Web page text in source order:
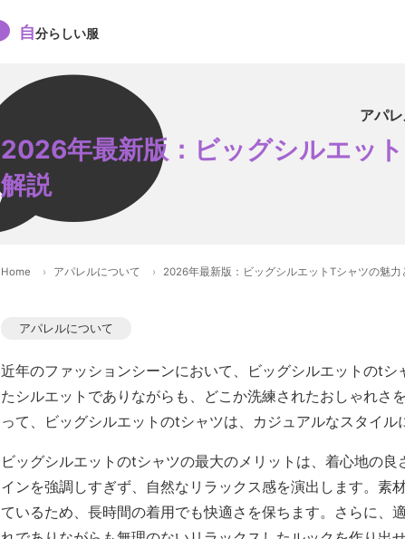
自分らしい服
アパ
2026年最新版：ビッグシルエッ
解説
Home アパレルについて 2026年最新版：ビッグシルエットTシャツの魅
アパレルについて
近年のファッションシーンにおいて、ビッグシルエットのt
たシルエットでありながらも、どこか洗練されたおしゃれ
って、ビッグシルエットのtシャツは、カジュアルなスタイル
ビッグシルエットのtシャツの最大のメリットは、着心地の
インを強調しすぎず、自然なリラックス感を演出します。素
ているため、長時間の着用でも快適さを保ちます。さらに、